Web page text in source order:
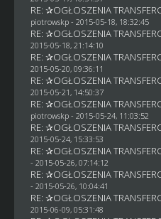
RE: ✰OGŁOSZENIA
piotrowskp- 2015-05-18, 18:32:45
RE: ✰OGŁOSZENIA
2015-05-18, 21:14:10
RE: ✰OGŁOSZENIA
2015-05-20, 09:36:11
RE: ✰OGŁOSZENIA
2015-05-21, 14:50:37
RE: ✰OGŁOSZENIA
piotrowskp- 2015-05-24, 11:03:52
RE: ✰OGŁOSZENIA
2015-05-24, 15:33:53
RE: ✰OGŁOSZENIA
- 2015-05-26, 07:14:12
RE: ✰OGŁOSZENIA
- 2015-05-26, 10:04:41
RE: ✰OGŁOSZENIA
2015-06-09, 05:31:48